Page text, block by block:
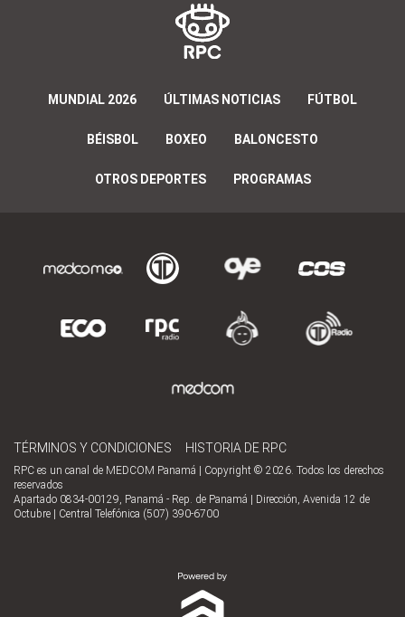
MUNDIAL 2026 ÚLTIMAS NOTICIAS FÚTBOL
BÉISBOL BOXEO BALONCESTO
OTROS DEPORTES PROGRAMAS
TÉRMINOS Y CONDICIONES HISTORIA DE RPC
RPC es un canal de MEDCOM Panamá | Copyright © 2026. Todos los derechos
reservados
Apartado 0834-00129, Panamá - Rep. de Panamá | Dirección, Avenida 12 de
Octubre | Central Telefónica (507) 390-6700